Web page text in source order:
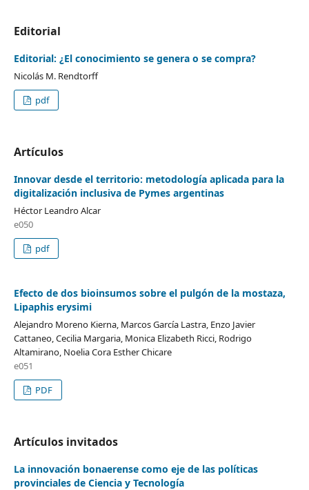
Editorial
Editorial: ¿El conocimiento se genera o se compra?
Nicolás M. Rendtorff
pdf
Artículos
Innovar desde el territorio: metodología aplicada para la
digitalización inclusiva de Pymes argentinas
Héctor Leandro Alcar
e050
pdf
Efecto de dos bioinsumos sobre el pulgón de la mostaza,
Lipaphis erysimi
Alejandro Moreno Kierna, Marcos García Lastra, Enzo Javier
Cattaneo, Cecilia Margaria, Monica Elizabeth Ricci, Rodrigo
Altamirano, Noelia Cora Esther Chicare
e051
PDF
Artículos invitados
La innovación bonaerense como eje de las políticas
provinciales de Ciencia y Tecnología